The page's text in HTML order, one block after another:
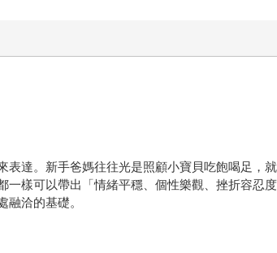
達。新手爸媽往往光是照顧小寶貝吃飽喝足，
樣可以帶出「情緒平穩、個性樂觀、挫折容忍
洽的基礎。